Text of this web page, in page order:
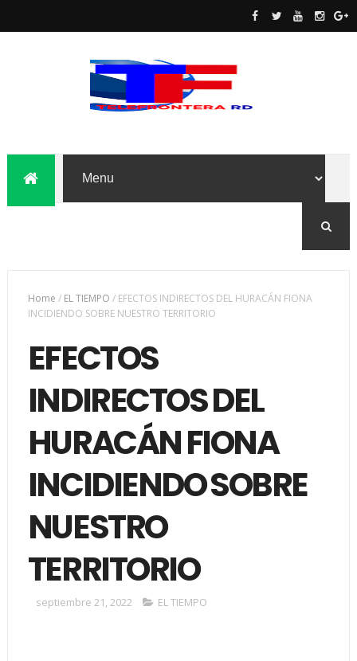
Home / EL TIEMPO / EFECTOS INDIRECTOS DEL HURACÁN FIONA
INCIDIENDO SOBRE NUESTRO TERRITORIO
EFECTOS
INDIRECTOS DEL
HURACÁN FIONA
INCIDIENDO SOBRE
NUESTRO
TERRITORIO
septiembre 21, 2022 EL TIEMPO